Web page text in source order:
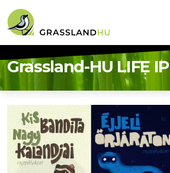
Grassland-HU LIFE IP